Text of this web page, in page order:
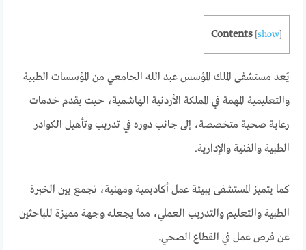
Contents [show]
يُعد مستشفى الملك المؤسس عبد الله الجامعي من المؤسسات الطبية
والتعليمية المهمة في المملكة الأردنية الهاشمية، حيث يقدم خدمات
رعاية صحية متخصصة، إلى جانب دوره في تدريب وتأهيل الكوادر
الطبية والفنية والإدارية.
كما يتميز المستشفى ببيئة عمل أكاديمية ومهنية، تجمع بين الخبرة
الطبية والتعليم والتدريب العملي، مما يجعله وجهة مميزة للباحثين
عن فرص عمل في القطاع الصحي.